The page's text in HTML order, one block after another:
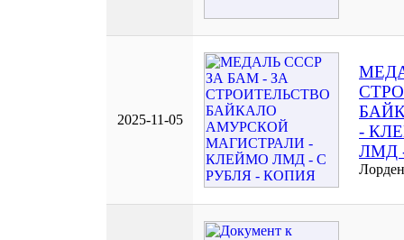
2025-11-05
-
ЛМД
Лорден